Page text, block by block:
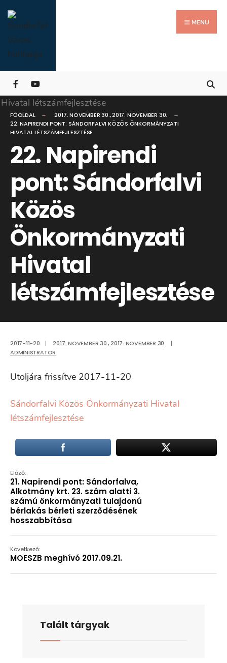
Skip
to
content
MENU
FŐOLDAL 2017. NOVEMBER 30.,2017. NOVEMBER 30.
22. NAPIRENDI PONT: SÁNDORFALVI KÖZÖS ÖNKORMÁNYZATI
HIVATAL LÉTSZÁMFEJLESZTÉSE
22. Napirendi
pont: Sándorfalvi
Közös
Önkormányzati
Hivatal
létszámfejlesztése
2017-11-20 | 2017. NOVEMBER 30.,2017. NOVEMBER 30.
|
ADMINISTRATOR
Utoljára frissítve 2017-11-20
Sándorfalvi Közös Önkormányzati Hivatal
létszámfejlesztése
Előző:
21. Napirendi pont: Sándorfalva,
Alkotmány krt. 23. szám alatti 3.
számú önkormányzati tulajdonú
bérlakás bérleti szerződésének
hosszabbítása
Következő:
MOESZB meghívó 2017.09.21.
Talált tárgyak
for:
Close